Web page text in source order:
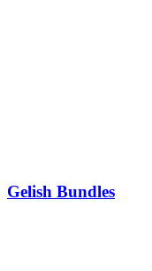
Gelish Bundles